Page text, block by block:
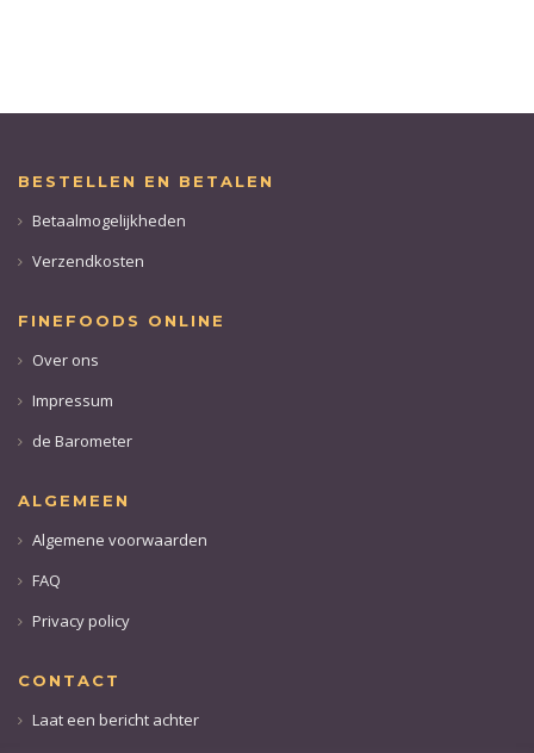
BESTELLEN EN BETALEN
Betaalmogelijkheden
Verzendkosten
FINEFOODS ONLINE
Over ons
Impressum
de Barometer
ALGEMEEN
Algemene voorwaarden
FAQ
Privacy policy
CONTACT
Laat een bericht achter